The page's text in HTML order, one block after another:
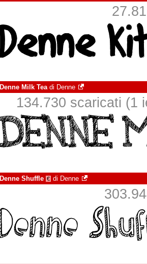
Denne Milk Teadi Denne
134.730 scaricati (1
Denne Shuffle € di Denne